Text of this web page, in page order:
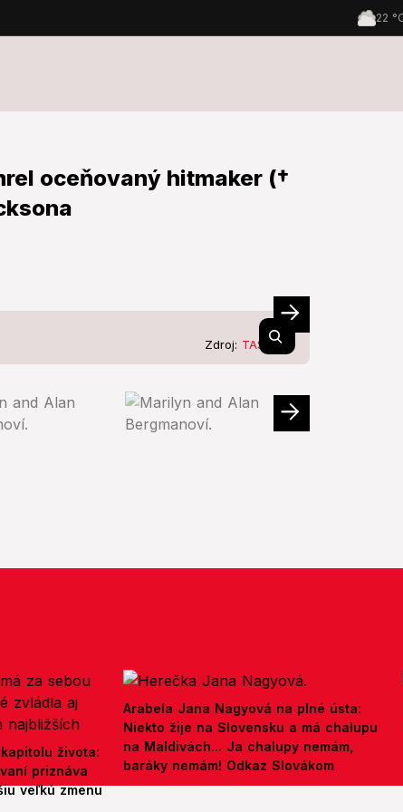
oceňovaný hitmaker (†
Zdroj: TASR/AP
života:
priznáva
veľkú zmenu
Arabela Jana Nagyová na plné ústa:
Niekto žije na Slovensku a má chalupu
na Maldivách... Ja chalupy nemám,
baráky nemám! Odkaz Slovákom